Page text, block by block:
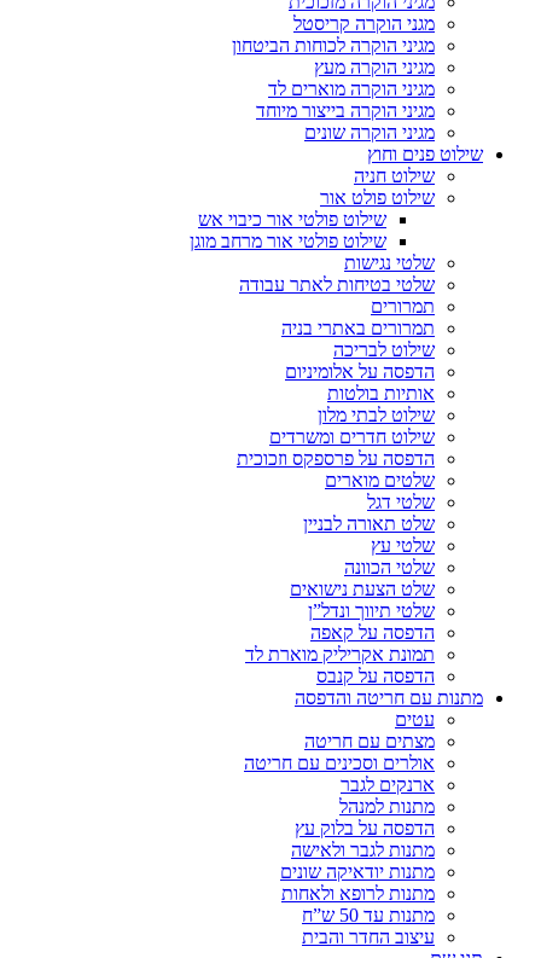
מגני הוקרה קריסטל
מגיני הוקרה לכוחות הביטחון
מגיני הוקרה מעץ
מגיני הוקרה מוארים לד
מגיני הוקרה בייצור מיוחד
מגיני הוקרה שונים
שילוט פנים וחוץ
שילוט חניה
שילוט פולט אור
שילוט פולטי אור כיבוי אש
שילוט פולטי אור מרחב מוגן
שלטי נגישות
שלטי בטיחות לאתר עבודה
תמרורים
תמרורים באתרי בניה
שילוט לבריכה
הדפסה על אלומיניום
אותיות בולטות
שילוט לבתי מלון
שילוט חדרים ומשרדים
הדפסה על פרספקס וזכוכית
שלטים מוארים
שלטי דגל
שלט תאורה לבניין
שלטי עץ
שלטי הכוונה
שלט הצעת נישואים
שלטי תיווך ונדל”ן
הדפסה על קאפה
תמונת אקריליק מוארת לד
הדפסה על קנבס
מתנות עם חריטה והדפסה
עטים
מצתים עם חריטה
אולרים וסכינים עם חריטה
ארנקים לגבר
מתנות למנהל
הדפסה על בלוק עץ
מתנות לגבר ולאישה
מתנות יודאיקה שונים
מתנות לרופא ולאחות
מתנות עד 50 ש”ח
עיצוב החדר והבית